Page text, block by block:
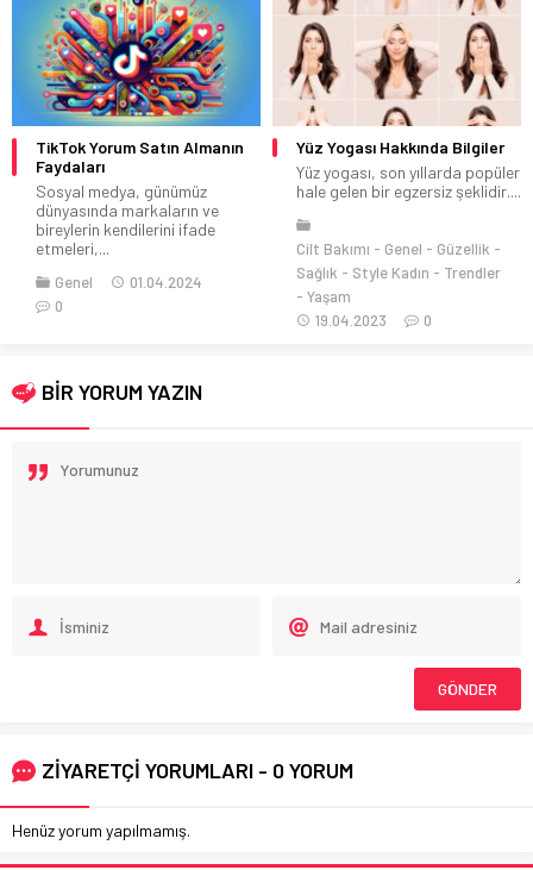
TikTok Yorum Satın Almanın
Faydaları
Sosyal medya, günümüz
dünyasında markaların ve
bireylerin kendilerini ifade
etmeleri,...
Genel
01.04.2024
0
Yüz Yogası Hakkında Bilgiler
Yüz yogası, son yıllarda popüler
hale gelen bir egzersiz şeklidir....
Cilt Bakımı Genel
Güzellik
Sağlık
Style Kadın
Trendler
Yaşam
19.04.2023
0
BİR YORUM YAZIN
ZİYARETÇİ YORUMLARI - 0 YORUM
Henüz yorum yapılmamış.